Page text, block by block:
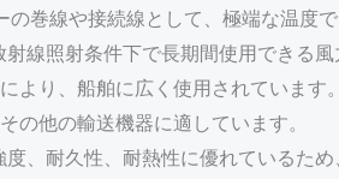
巻線や接続線として、極端な温度で
線照射条件下で長期間使用できる
より、船舶に広く使用されています。
の他の輸送機器に適しています。
、耐久性、耐熱性に優れているた